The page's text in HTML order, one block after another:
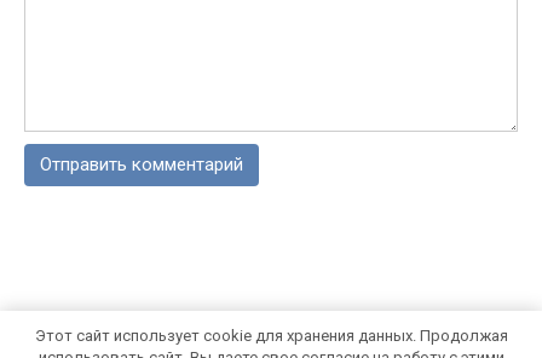
© 2026 Блог Валерия Бородина
Этот сайт использует cookie для хранения данных. Продолжая